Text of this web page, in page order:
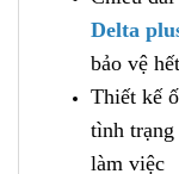
Delta
bảo vệ
Thiết kế
tình
làm việc